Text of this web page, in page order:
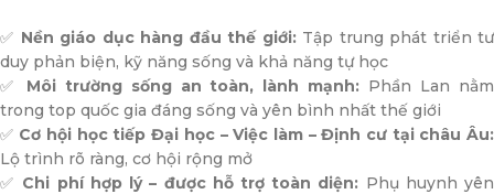
✅ Nền giáo dục hàng đầu thế giới:Tập trung phát triển tư
duy phản biện, kỹ năng sống và khả năng tự học
✅ Môi trường sống an toàn, lành mạnh: Phần Lan nằm
trong top quốc gia đáng sống và yên bình nhất thế giới
✅ Cơ hội học tiếp Đại học – Việc làm – Định cư tại châu Âu:
Lộ trình rõ ràng, cơ hội rộng mở
✅ Chi phí hợp lý – được hỗ trợ toàn diện: Phụ huynh yên